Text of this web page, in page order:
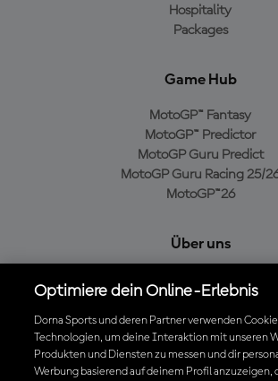
Hospitality
Packages
Game Hub
MotoGP™ Fantasy
MotoGP™ Predictor
MotoGP Guru Predict
MotoGP Guru Racing 25/
MotoGP™26
Über uns
Cookie-Richtlinien
Geschäftsbedingungen
Datenschutzrichtlinien
Kaufrichtlinie
Optimiere dein Online-Erlebnis
Dorna Sports und deren Partner verwenden
Technologien, um deine Interaktion mit unseren
Produkten und Diensten zu messen und dir
Werbung basierend auf deinem Profil anzuzeigen,